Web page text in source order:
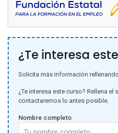
¿Te interesa
Solicita más información
¿Te interesa este curso? Rellena
contactaremos lo antes posible.
Nombre completo